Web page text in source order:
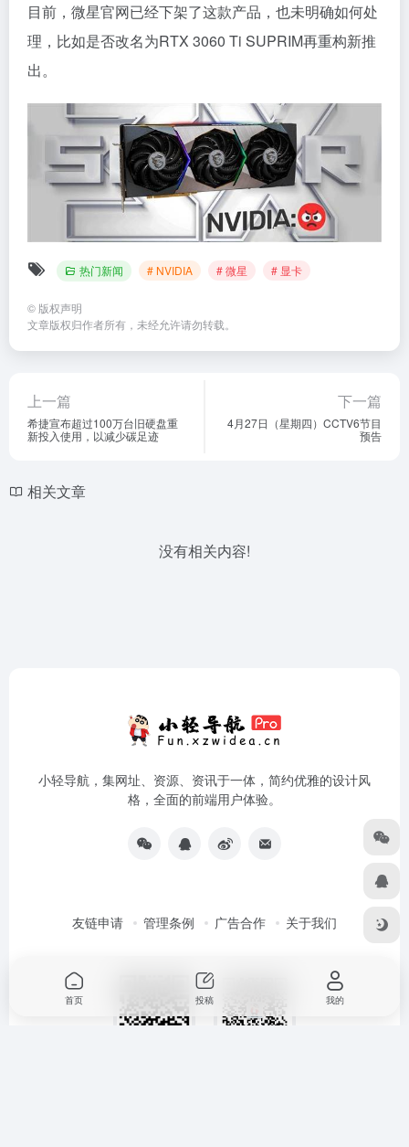
目前，微星官网已经下架了这款产品，也未明确如何处
理，比如是否改名为RTX 3060 Ti SUPRIM再重构新推
出。
热门新闻 # NVIDIA # 微星 # 显卡
© 版权声明
文章版权归作者所有，未经允许请勿转载。
上一篇
希捷宣布超过100万台旧硬盘重
新投入使用，以减少碳足迹
下一篇
4月27日（星期四）CCTV6节目
预告
相关文章
没有相关内容!
小轻导航，集网址、资源、资讯于一体，简约优雅的设计风
格，全面的前端用户体验。
友链申请 管理条例 广告合作 关于我们
首页 投稿 我的